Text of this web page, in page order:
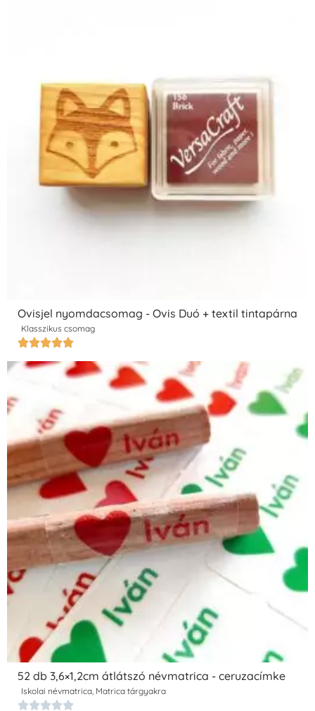
Ovisjel nyomdacsomag - Ovis Duó + textil tintapárna
Klasszikus csomag

52 db 3,6×1,2cm átlátszó névmatrica - ceruzacímke
Iskolai névmatrica Matrica tárgyakra
